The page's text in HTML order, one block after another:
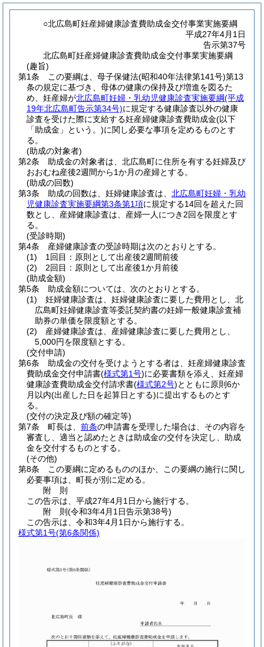
○北広島町妊産婦健康診査費助成金交付事業実施要綱
平成27年4月1日
告示第37号
北広島町妊産婦健康診査費助成金交付事業実施要綱
(趣旨)
第1条
この要綱は、母子保健法(昭和40年法律第141号)第13
条の規定に基づき、母体の健康の保持及び増進を図るた
め、妊産婦が北広島町妊婦・乳幼児健康診査実施要綱(平成
19年北広島町告示第34号)に規定する健康診査以外の健康
診査を受けた際に支給する妊産婦健康診査費助成金(以下
「助成金」という。)に関し必要な事項を定めるものとす
る。
(助成の対象者)
第2条
助成金の対象者は、北広島町に住所を有する妊婦及び
おおむね産後2週間から1か月の産婦とする。
(助成の回数)
第3条
助成の回数は、妊婦健康診査は、 北広島町妊婦・乳幼
児健康診査実施要綱第3条第1項に規定する14回を超えた回
数とし、産婦健康診査は、産婦一人につき2回を限度とす
る。
(受診時期)
第4条
産婦健康診査の受診時期は次のとおりとする。
(1)
1回目：原則として出産後2週間前後
(2)
2回目：原則として出産後1か月前後
(助成金額)
第5条
助成金額については、次のとおりとする。
(1)
妊婦健康診査は、妊婦健康診査に要した費用とし、北
広島町妊婦健康診査等委託契約書の妊婦一般健康診査補
助券の単価を限度額とする。
(2)
産婦健康診査は、産婦健康診査に要した費用とし、
5,000円を限度額とする。
(交付申請)
第6条
助成金の交付を受けようとする者は、妊産婦健康診査
費助成金交付申請書(様式第1号)に必要書類を添え、妊産婦
健康診査費助成金交付請求書(様式第2号)とともに原則6か
月以内(出産した日を起算日とする)に提出するものとす
る。
(交付の決定及び額の確定等)
第7条
町長は、 前条の申請書を受理した場合は、その内容を
審査し、適当と認めたときは助成金の交付を決定し、助成
金を交付するものとする。
(その他)
第8条
この要綱に定めるもののほか、この要綱の施行に関し
必要事項は、町長が別に定める。
附 則
この告示は、平成27年4月1日から施行する。
附 則(令和3年4月1日告示第38号)
この告示は、令和3年4月1日から施行する。
様式第1号(第6条関係)